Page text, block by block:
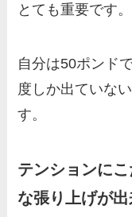
とても重要です。
自分は50ポンド
度しか出ていな
す。
テンションに
な張り上げが